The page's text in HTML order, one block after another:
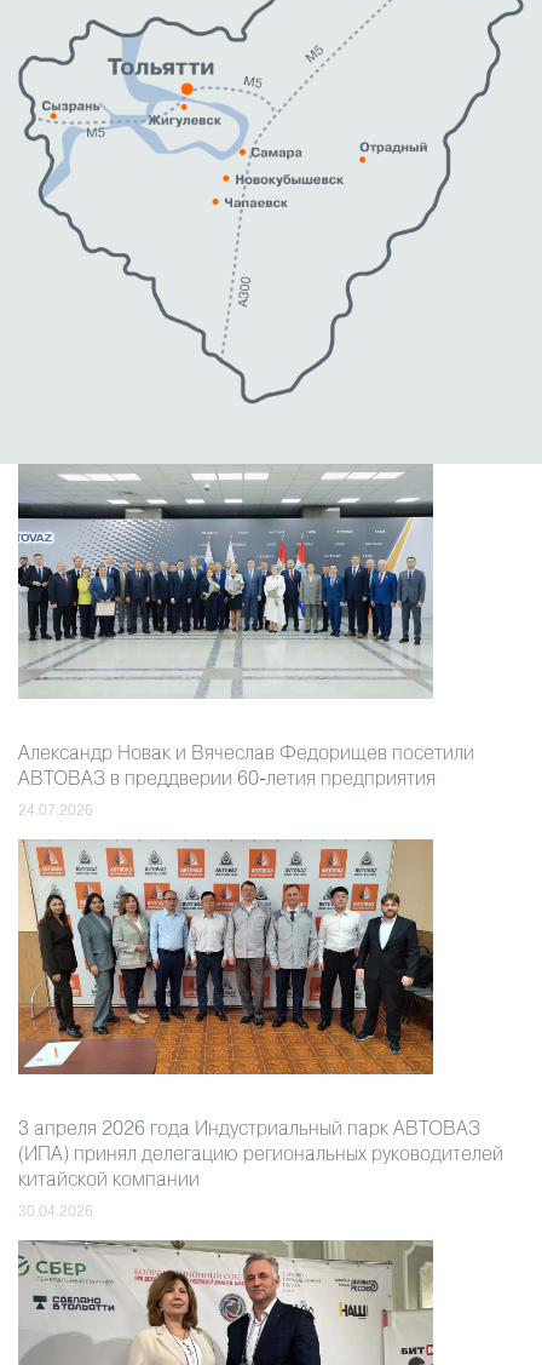
Александр Новак и Вячеслав Федорищев посетили
АВТОВАЗ в преддверии 60-летия предприятия
24.07.2026
3 апреля 2026 года Индустриальный парк АВТОВАЗ
(ИПА) принял делегацию региональных руководителей
китайской компании
30.04.2026